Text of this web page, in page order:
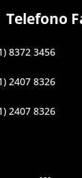
Telefono
8372 3456
2407 8326
2407 8326